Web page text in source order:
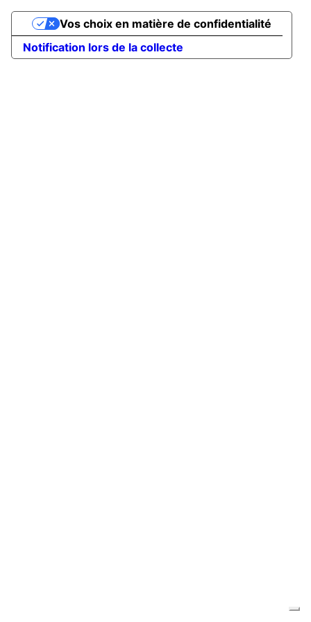
Notification lors de la collecte
Vos choix en matière de confidentialité